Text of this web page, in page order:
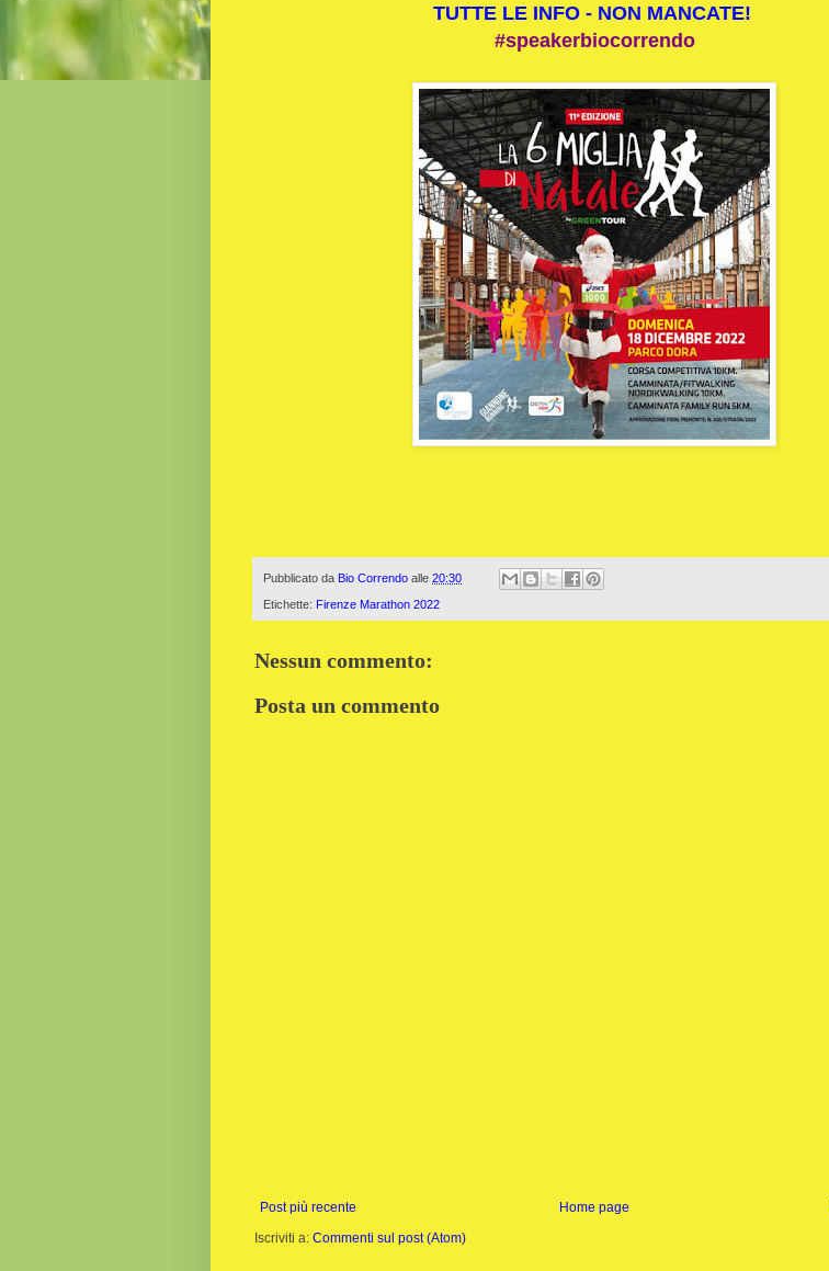
TUTTE LE INFO - NON MANCATE!
#speakerbiocorrendo
Pubblicato da Bio Correndo alle 20:30
Etichette: Firenze Marathon 2022
Nessun commento:
Posta un commento
Post più recente
Home page
Iscriviti a: Commenti sul post (Atom)